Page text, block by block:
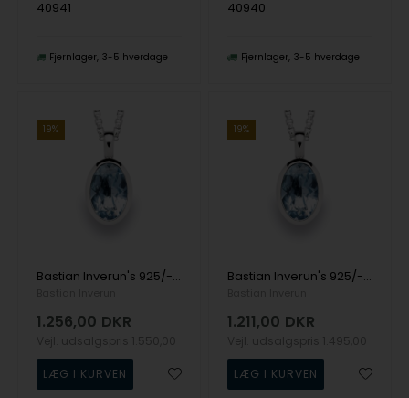
40941
Fjernlager 3-5 hverdage
40940
Fjernlager 3-5 hverdage
19%
Bastian Inverun's 925/- Vedhæng, rho. blank, blå topas 3.3ct
1.256,00 DKR
19%
Bastian Inverun's 925/- Vedhæng blank, blå topas 3,3ct
1.211,00 DKR